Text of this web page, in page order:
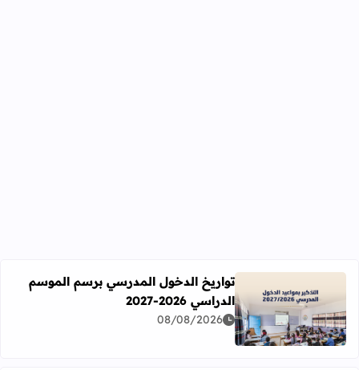
اقرأ المزيد عن تواريخ الدخول المدرسي برسم الموسم الدراسي 2026-
تواريخ الدخول المدرسي برسم الموسم
الدراسي 2026-2027
08/08/2026